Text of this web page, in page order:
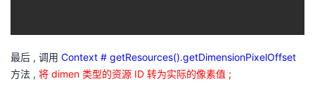
最后 , 调用 Context # getResources().getDimensionPixelOffset
方法 , 将 dimen 类型的资源 ID 转为实际的像素值 ;